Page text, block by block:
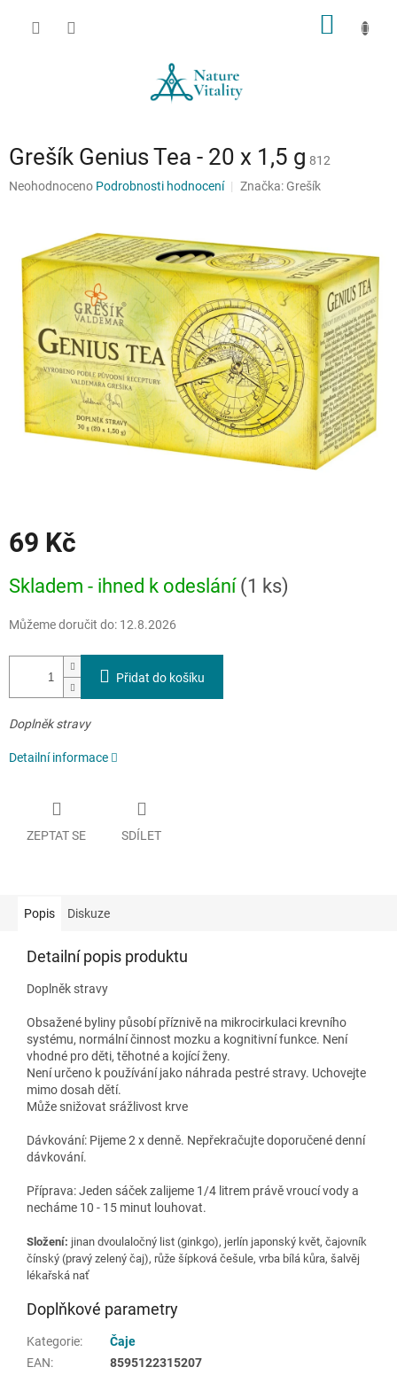
Grešík Genius Tea - 20 x 1,5 g 812
Průměrné
hvězdiček.
Neohodnoceno Podrobnosti hodnocení Značka: Grešík
69 Kč
cena:
Skladem - ihned k odeslání (1 ks)
Můžeme doručit do: 12.8.2026
Přidat do košíku
Doplněk stravy
Detailní informace
ZEPTAT SE SDÍLET
Popis Diskuze
Detailní popis produktu
Doplněk stravy
Obsažené byliny působí příznivě na mikrocirkulaci krevního
systému, normální činnost mozku a kognitivní funkce. Není
vhodné pro děti, těhotné a kojící ženy.
Není určeno k používání jako náhrada pestré stravy. Uchovejte
mimo dosah dětí.
Může snižovat srážlivost krve
Dávkování: Pijeme 2 x denně. Nepřekračujte doporučené denní
dávkování.
Příprava: Jeden sáček zalijeme 1/4 litrem právě vroucí vody a
necháme 10 - 15 minut louhovat.
Složení: jinan dvoulaločný list (ginkgo), jerlín japonský květ, čajovník
čínský (pravý zelený čaj), růže šípková češule, vrba bílá kůra, šalvěj
lékařská nať
Doplňkové parametry
Kategorie:
Čaje
EAN:
8595122315207